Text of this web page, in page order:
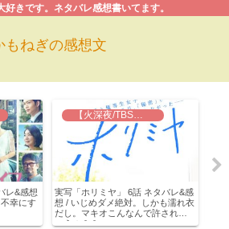
もねぎの感想文
好きです。ネタバレ感想書いてます。
レ&感想
幸にす
【火深夜/TBS】実写 ホリミヤ
実写「ホリミヤ」 6話 ネタバレ&感
想 / いじめダメ絶対。しかも濡れ衣
だし。マキオこんなんで許されち
ゃうの？？